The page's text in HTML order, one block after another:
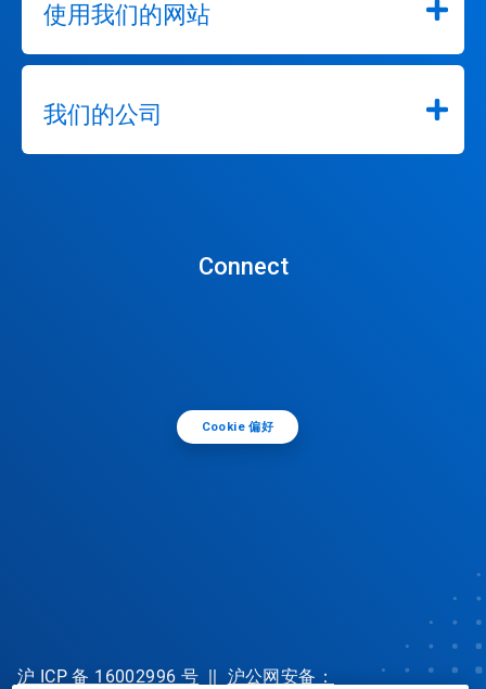
使用我们的网站
我们的公司
Connect
Cookie 偏好
沪 ICP 备 16002996 号 || 沪公网安备：